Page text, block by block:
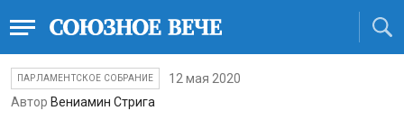
ПАРЛАМЕНТСКОЕ СОБРАНИЕ
12 мая 2020
Автор Вениамин Стрига